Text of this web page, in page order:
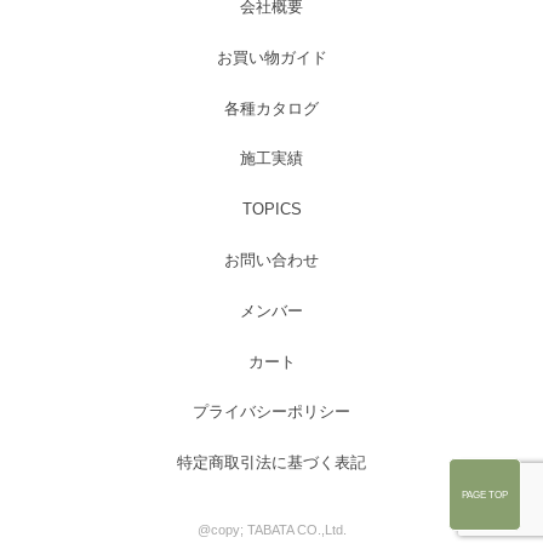
PAGE TOP
会社概要
お買い物ガイド
各種カタログ
施工実績
TOPICS
お問い合わせ
メンバー
カート
プライバシーポリシー
特定商取引法に基づく表記
@copy; TABATA CO.,Ltd.